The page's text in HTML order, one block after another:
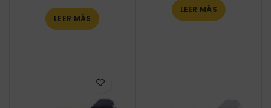
LEER MÁS
LEER MÁS